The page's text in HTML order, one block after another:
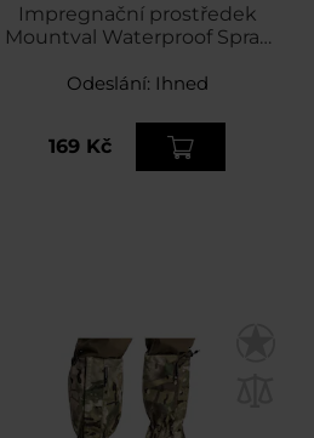
Impregnační prostředek
Mountval Waterproof Spray
Odeslání: Ihned
169 Kč